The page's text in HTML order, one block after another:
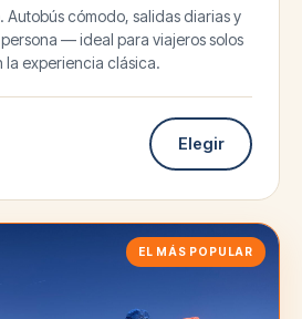
Autobús cómodo, salidas diarias y
— ideal para viajeros solos
la experiencia clásica.
Elegir
EL MÁS POPULAR